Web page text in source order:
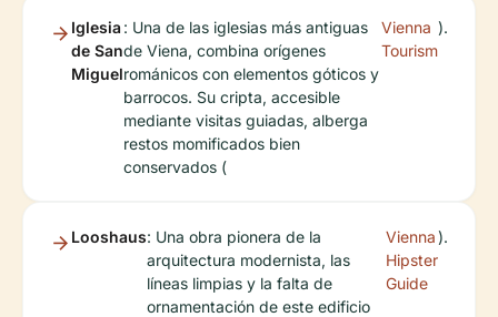
Iglesia
de San
Miguel
: Una de las iglesias más antiguas
de Viena, combina orígenes
románicos con elementos góticos y
barrocos. Su cripta, accesible
mediante visitas guiadas, alberga
restos momificados bien
conservados (
Vienna
Tourism
).
Looshaus: Una obra pionera de la
arquitectura modernista, las
líneas limpias y la falta de
ornamentación de este edificio
Vienna
Hipster
Guide
).